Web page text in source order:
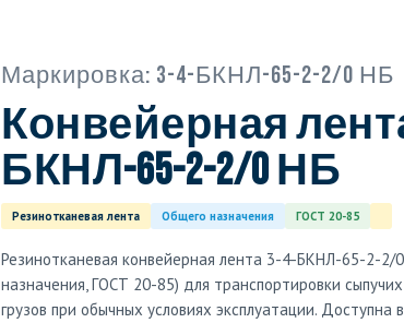
Маркировка: 3-4-БКНЛ-65-2-2/0 НБ
Конвейерная
БКНЛ-65-2-2/0 НБ
Резинотканевая лента Общего назначения ГОСТ 20-85
Резинотканевая конвейерная лента 3-4-БКНЛ-65-2-2/
назначения, ГОСТ 20-85) для транспортировки
грузов при обычных условиях эксплуатации. Доступна